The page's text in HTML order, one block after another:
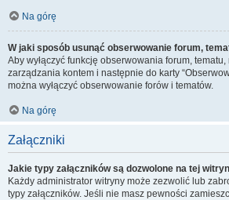
Na górę
W jaki sposób usunąć obserwowanie forum,
Aby wyłączyć funkcję obserwowania forum,
zarządzania kontem i następnie do karty
można wyłączyć obserwowanie forów i tematów.
Na górę
Załączniki
Jakie typy załączników są dozwolone na tej
Każdy administrator witryny może zezwolić lub
typy załączników. Jeśli nie masz pewności